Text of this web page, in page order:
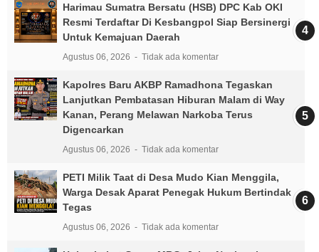
Harimau Sumatra Bersatu (HSB) DPC Kab OKI
Resmi Terdaftar Di Kesbangpol Siap Bersinergi
Untuk Kemajuan Daerah
Agustus 06, 2026 Tidak ada komentar
Kapolres Baru AKBP Ramadhona Tegaskan
Lanjutkan Pembatasan Hiburan Malam di Way
Kanan, Perang Melawan Narkoba Terus
Digencarkan
Agustus 06, 2026 Tidak ada komentar
PETI Milik Taat di Desa Mudo Kian Menggila,
Warga Desak Aparat Penegak Hukum Bertindak
Tegas
Agustus 06, 2026 Tidak ada komentar